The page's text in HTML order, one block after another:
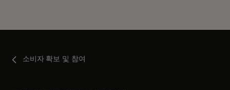
소비자 확보 및 참여